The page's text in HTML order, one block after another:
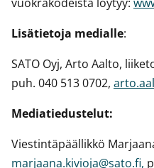
vuokrakodeista löytyy:
Lisätietoja medialle:
SATO Oyj, Arto Aalto,
puh. 040 513 0702,
Mediatiedustelut:
Viestintäpäällikkö
marjaana.kivioja@sato.fi,